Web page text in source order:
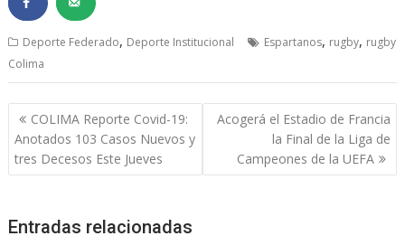
Deporte Federado, Deporte Institucional Espartanos, rugby, rugby
Colima
Navegación
de
entradas
COLIMA Reporte Covid-19:
Anotados 103 Casos Nuevos y
tres Decesos Este Jueves
Acogerá el Estadio de Francia
la Final de la Liga de
Campeones de la UEFA
Entradas relacionadas